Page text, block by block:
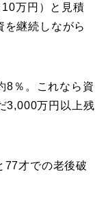
万円）と見積
を継続しながら
8％。これなら資
3,000万円以上残
77才での老後破